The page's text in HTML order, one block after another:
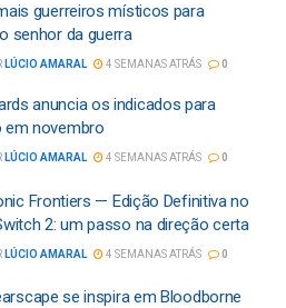
guerreiros místicos para
senhor da guerra
LÚCIO AMARAL 4 SEMANAS ATRÁS 0
anuncia os indicados para
em novembro
LÚCIO AMARAL 4 SEMANAS ATRÁS 0
Frontiers — Edição Definitiva no
2: um passo na direção certa
LÚCIO AMARAL 4 SEMANAS ATRÁS 0
se inspira em Bloodborne